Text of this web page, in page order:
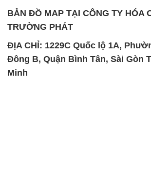
BẢN ĐỒ MAP TẠI CÔNG TY HÓA
TRƯỜNG PHÁT
ĐỊA CHỈ: 1229C Quốc lộ 1A,
Đông B, Quận Bình Tân, Sài Gòn
Minh